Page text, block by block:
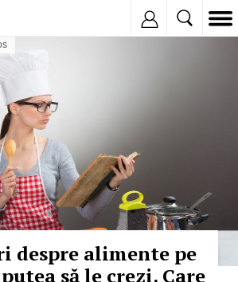
despre alimente pe
să le crezi. Care